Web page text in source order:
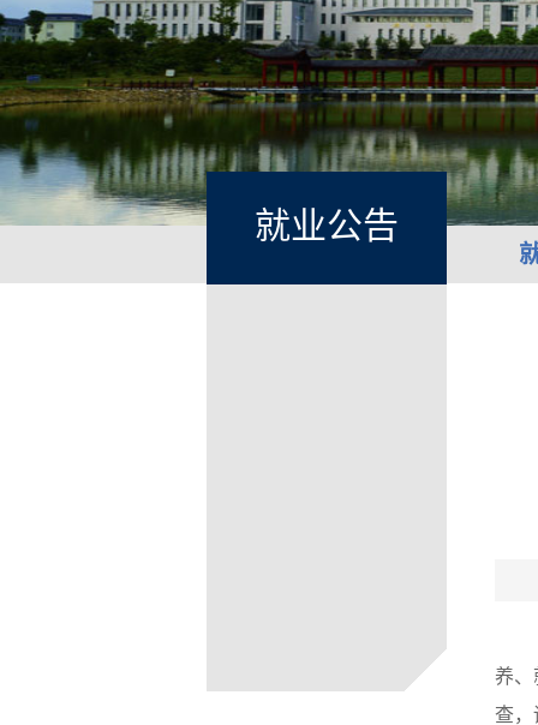
就业公告
养、
查，